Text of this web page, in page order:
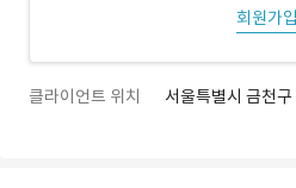
회원가입
클라이언트 위치 서울특별시 금천구